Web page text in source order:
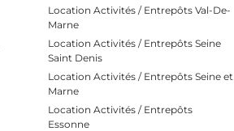
Location Activités / Entrepôts Val-De-
Marne
Location Activités / Entrepôts Seine
Saint Denis
Location Activités / Entrepôts Seine et
Marne
Location Activités / Entrepôts
Essonne